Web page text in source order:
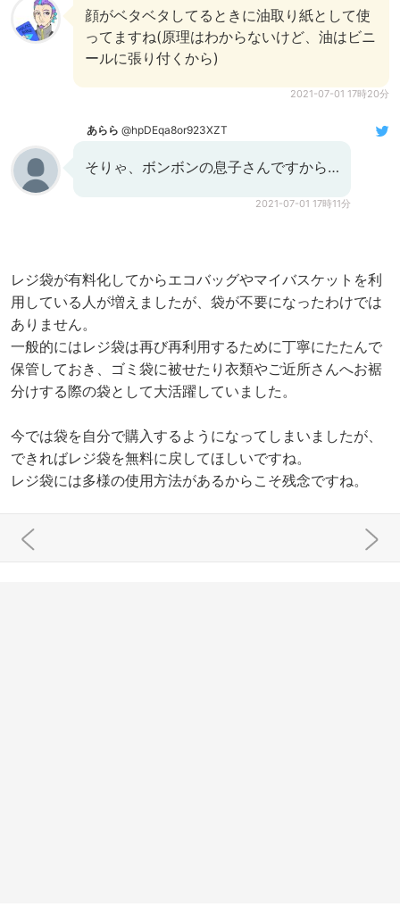
顔がベタベタしてるときに油取り紙として使
ってますね(原理はわからないけど、油はビニ
ールに張り付くから)
2021-07-01 17時20分
あらら @hpDEqa8or923XZT
そりゃ、ボンボンの息子さんですから…
2021-07-01 17時11分
レジ袋が有料化してからエコバッグやマイバスケットを利
用している人が増えましたが、袋が不要になったわけでは
ありません。
一般的にはレジ袋は再び再利用するために丁寧にたたんで
保管しておき、ゴミ袋に被せたり衣類やご近所さんへお裾
分けする際の袋として大活躍していました。
今では袋を自分で購入するようになってしまいましたが、
できればレジ袋を無料に戻してほしいですね。
レジ袋には多様の使用方法があるからこそ残念ですね。